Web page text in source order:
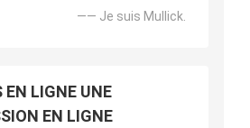
—— Je suis Mullick.
EN LIGNE UNE
EN LIGNE